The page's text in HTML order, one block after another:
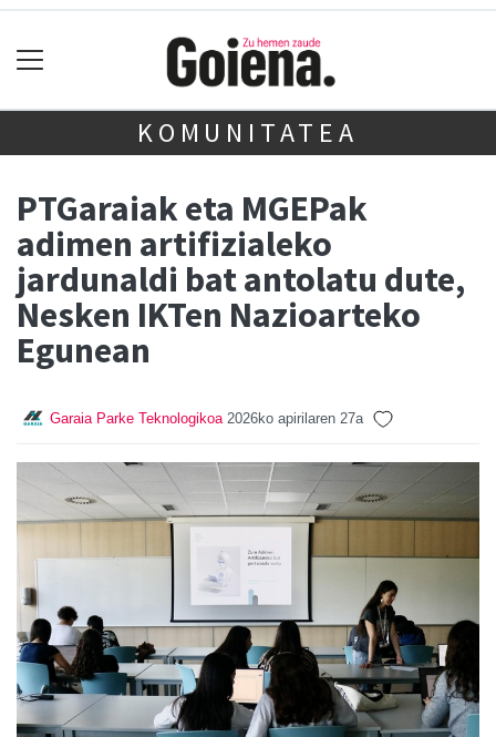
KOMUNITATEA
PTGaraiak eta MGEPak
adimen artifizialeko
jardunaldi bat antolatu dute,
Nesken IKTen Nazioarteko
Egunean
Garaia Parke Teknologikoa 2026ko apirilaren 27a